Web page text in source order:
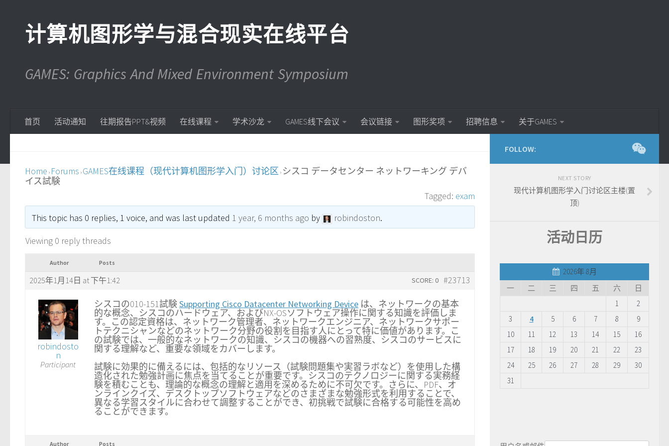
计算机图形学与混合现实在线平台
GAMES: Graphics And Mixed Environment Symposium
首页 活动通知 往期报告PPT&视频 在线课程 学术沙龙 GAMES线下会议 会议链接 图形奖项 招聘信息 关于GAMES
Home › Forums › GAMES在线课程（现代计算机图形学入门）讨论区 › シスコ データセンター ネットワーキング デバ
イス試験
Tagged: exam
This topic has 0 replies, 1 voice, and was last updated 1 year, 6 months ago by robindoston.
Viewing 0 reply threads
Author Posts
2025年1月14日 at 下午1:42 #23713
SCORE: 0
robindosto
n
Participant
シスコの010-151試験Supporting Cisco Datacenter Networking Device は、ネットワークの基本
的な概念、シスコのハードウェア、およびNX-OSソフトウェア操作に関する知識を評価しま
す。この認定資格は、ネットワーク管理者、ネットワークエンジニア、ネットワークサポー
トテクニシャンなどのネットワーク分野の役割を目指す人にとって特に価値があります。こ
の試験では、一般的なネットワークの知識、シスコの機器への習熟度、シスコのサービスに
関する理解など、重要な領域をカバーします。
試験に効果的に備えるには、包括的なリソース（試験問題集や実習ラボなど）を使用した構
造化された勉強計画に焦点を当てることが重要です。シスコのテクノロジーに関する実務経
験を積むことも、理論的な概念の理解と適用を深めるために不可欠です。さらに、PDF、オ
ンラインクイズ、デスクトップソフトウェアなどのさまざまな勉強形式を利用することで、
異なる学習スタイルに合わせて調整することができ、初挑戦で試験に合格する可能性を高め
ることができます。
Author Posts
FOLLOW:
NEXT STORY
现代计算机图形学入门讨论区主楼(置
顶)
活动日历
2026年 8月
一
二 三 四 五 六
日
1
2
3
4 5 6 7 8
9
10
11 12 13 14 15
16
17
18 19 20 21 22
23
24
25 26 27 28 29
30
31